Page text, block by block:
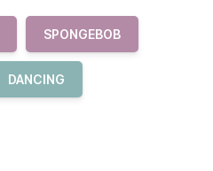
SPONGEBOB
DANCING